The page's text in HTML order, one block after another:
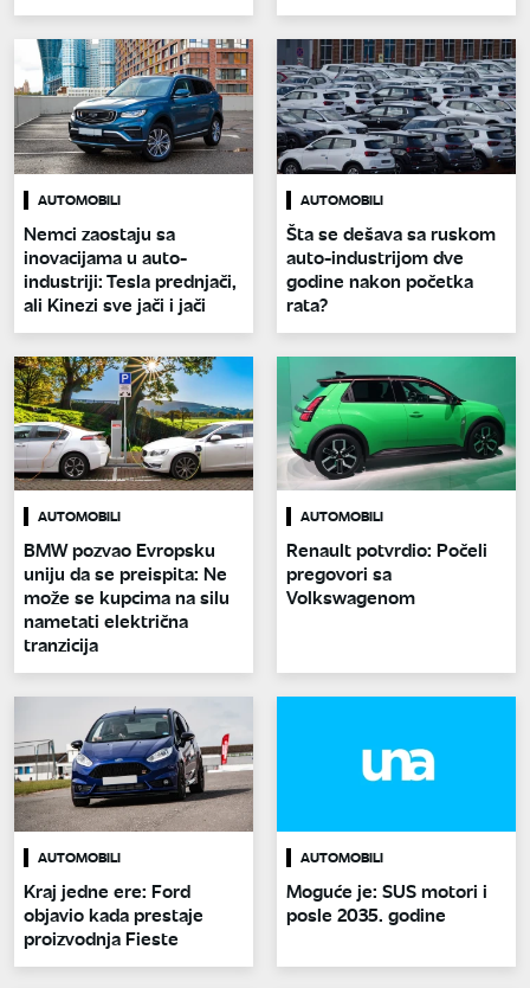
AUTOMOBILI
Nemci zaostaju sa
inovacijama u auto-
industriji: Tesla prednjači,
ali Kinezi sve jači i jači
AUTOMOBILI
Šta se dešava sa ruskom
auto-industrijom dve
godine nakon početka
rata?
AUTOMOBILI
BMW pozvao Evropsku
uniju da se preispita: Ne
može se kupcima na silu
nametati električna
tranzicija
AUTOMOBILI
Renault potvrdio: Počeli
pregovori sa
Volkswagenom
AUTOMOBILI
Kraj jedne ere: Ford
objavio kada prestaje
proizvodnja Fieste
AUTOMOBILI
Moguće je: SUS motori i
posle 2035. godine